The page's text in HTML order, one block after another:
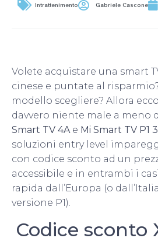
Intrattenimento Gabriele Cascone
Volete acquistare una smart
cinese e puntate al
modello scegliere? Allora
davvero niente male a meno
Smart TV 4A e Mi Smart TV P1
soluzioni entry level
con codice sconto ad un
accessibile e in entrambi i
rapida dall’Europa (o
versione P1).
Codice sconto